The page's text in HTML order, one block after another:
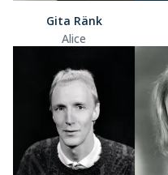
Gita Ränk
Alice